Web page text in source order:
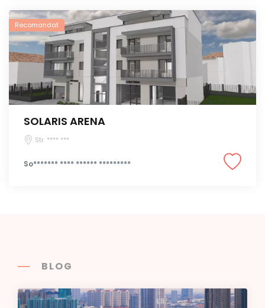
Recomandat
SOLARIS ARENA
Str. **** ***
So******* **** ****** *********
BLOG